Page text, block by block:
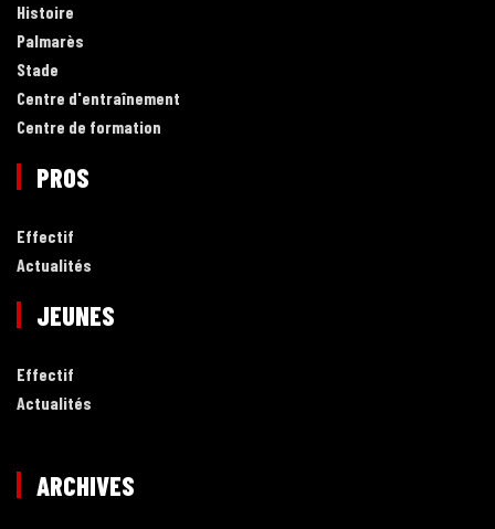
Histoire
Palmarès
Stade
Centre d'entraînement
Centre de formation
PROS
Effectif
Actualités
JEUNES
Effectif
Actualités
ARCHIVES